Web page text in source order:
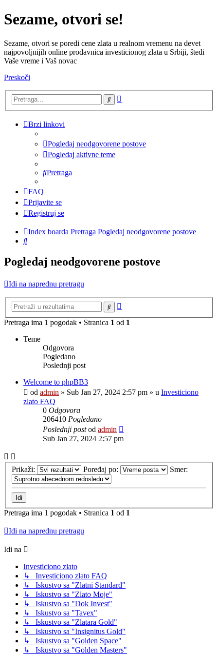
Sezame, otvori se!
Sezame, otvori se poredi cene zlata u realnom vremenu na devet
najpovoljnijih online prodavnica investicionog zlata u Srbiji, štedi
Vaše vreme i Vaš novac
Preskoči
Pretraga
Brzi linkovi
Pogledaj neodgovorene postove
Pogledaj aktivne teme
Pretraga
FAQ
Prijavite se
Registruj se
Index boarda Pretraga Pogledaj neodgovorene postove
Pretraga
Pogledaj neodgovorene postove
Idi na naprednu pretragu
Pretraga
Pretraga ima 1 pogodak • Stranica 1 od 1
Teme
Odgovora
Pogledano
Poslednji post
Welcome to phpBB3
od admin » Sub Jan 27, 2024 2:57 pm » u Investiciono
zlato FAQ
0 Odgovora
206410 Pogledano
Poslednji postod admin
Sub Jan 27, 2024 2:57 pm
Prikaži: Poređaj po: Smer:
Pretraga ima 1 pogodak • Stranica 1 od 1
Idi na naprednu pretragu
Idi na
Investiciono zlato
↳ Investiciono zlato FAQ
↳ Iskustvo sa "Zlatni Standard"
↳ Iskustvo sa "Zlato Moje"
↳ Iskustvo sa "Dok Invest"
↳ Iskustvo sa "Tavex"
↳ Iskustvo sa "Zlatara Gold"
↳ Iskustvo sa "Insignitus Gold"
↳ Iskustvo sa "Golden Space"
↳ Iskustvo sa "Golden Masters"